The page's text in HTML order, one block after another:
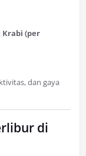
(per
dan gaya
di